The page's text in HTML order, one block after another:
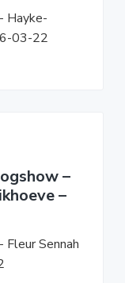
Hayke-
03-22
–
–
Sennah